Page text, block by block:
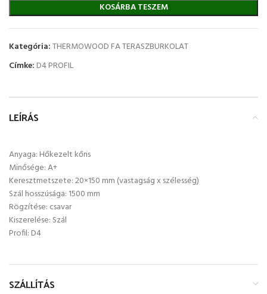
KOSÁRBA TESZEM
Kategória:THERMOWOOD FA TERASZBURKOLAT
Címke: D4 PROFIL
LEÍRÁS
Anyaga: Hőkezelt kőris
Minősége: A+
Keresztmetszete: 20×150 mm (vastagság x szélesség)
Szál hosszúsága: 1500 mm
Rögzítése: csavar
Kiszerelése: Szál
Profil: D4
SZÁLLÍTÁS